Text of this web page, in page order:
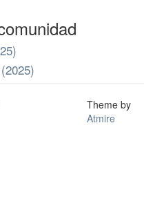
Theme by
Atmire